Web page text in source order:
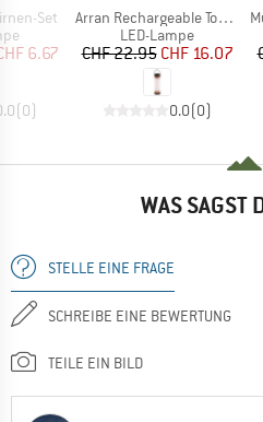
Set
Preis
6.67
(0)
Artikel
Arran Rechargeable Torchlight
Produktgruppe
LED-Lampe
Preis
CHF 22.95reduzierter
CHF 16.07
0.0(0)
WAS SAGST
STELLE EINE FRAGE
SCHREIBE EINE BEWERTUNG
TEILE EIN BILD